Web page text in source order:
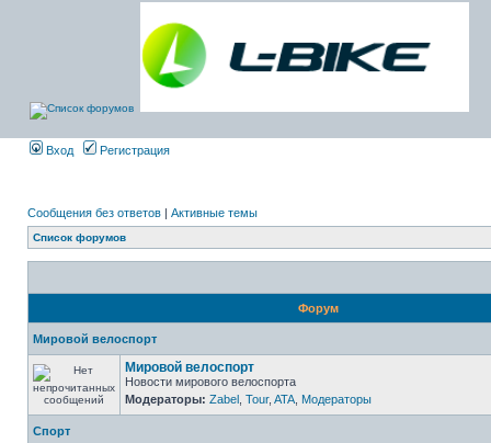
Вход Регистрация
Сообщения без ответов | Активные темы
Список форумов
Форум
Мировой велоспорт
Мировой велоспорт
Новости мирового велоспорта
Модераторы: Zabel Tour, ATA Модераторы
Спорт